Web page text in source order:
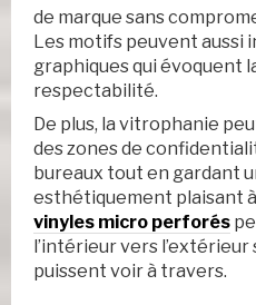
de marque sans
Les motifs peuvent aussi
graphiques qui évoquent
respectabilité.
De plus, la vitrophanie
des zones de
bureaux tout en gardant
esthétiquement plaisant à
vinyles micro perforés
l’intérieur vers l’extérieur
puissent voir à travers.